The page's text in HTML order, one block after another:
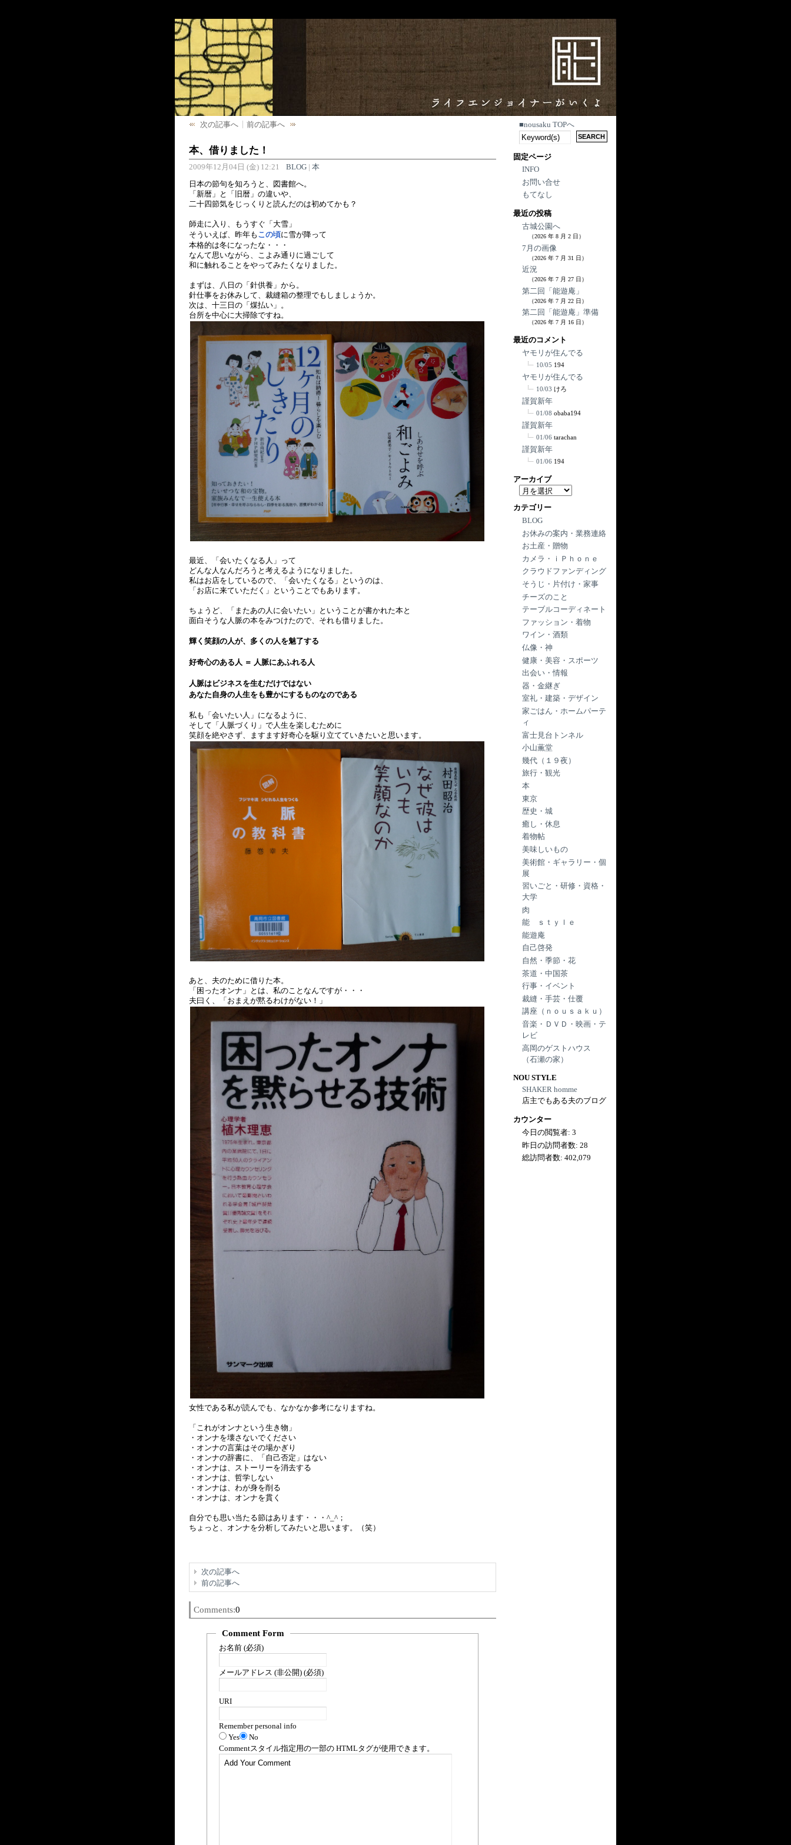
次の記事へ 前の記事へ
本、借りました！
2009年12月04日 (金) 12:21 BLOG| 本
日本の節句を知ろうと、図書館へ。
「新暦」と「旧暦」の違いや、
二十四節気をじっくりと読んだのは初めてかも？
師走に入り、もうすぐ「大雪」
そういえば、昨年も この頃に雪が降って
本格的は冬になったな・・・
なんて思いながら、こよみ通りに過ごして
和に触れることをやってみたくなりました。
まずは、八日の「針供養」から。
針仕事をお休みして、裁縫箱の整理でもしましょうか。
次は、十三日の「煤払い」。
台所を中心に大掃除ですね。
最近、「会いたくなる人」って
どんな人なんだろうと考えるようになりました。
私はお店をしているので、「会いたくなる」というのは、
「お店に来ていただく」ということでもあります。
ちょうど、「またあの人に会いたい」ということが書かれた本と
面白そうな人脈の本をみつけたので、それも借りました。
輝く笑顔の人が、多くの人を魅了する
好奇心のある人 ＝ 人脈にあふれる人
人脈はビジネスを生むだけではない
あなた自身の人生をも豊かにするものなのである
私も「会いたい人」になるように、
そして「人脈づくり」で人生を楽しむために
笑顔を絶やさず、ますます好奇心を駆り立てていきたいと思います。
あと、夫のために借りた本。
「困ったオンナ」とは、私のことなんですが・・・
夫曰く、「おまえが黙るわけがない！」
女性である私が読んでも、なかなか参考になりますね。
「これがオンナという生き物」
・オンナを壊さないでください
・オンナの言葉はその場かぎり
・オンナの辞書に、「自己否定」はない
・オンナは、ストーリーを消去する
・オンナは、哲学しない
・オンナは、わが身を削る
・オンナは、オンナを貫く
自分でも思い当たる節はあります・・・^_^；
ちょっと、オンナを分析してみたいと思います。（笑）
次の記事へ
前の記事へ
Comments:0
Comment Form
お名前 (必須)
メールアドレス (非公開) (必須)
URI
Remember personal info
Yes
No
Commentスタイル指定用の一部の HTMLタグが使用できます。
■nousaku TOPへ
固定ページ
INFO
お問い合せ
もてなし
最近の投稿
古城公園へ
（2026 年 8 月 2 日）
7月の画像
（2026 年 7 月 31 日）
近況
（2026 年 7 月 27 日）
第二回「能遊庵」
（2026 年 7 月 22 日）
第二回「能遊庵」準備
（2026 年 7 月 16 日）
最近のコメント
ヤモリが住んでる
10/05 194
ヤモリが住んでる
10/03 けろ
謹賀新年
01/08 obaba194
謹賀新年
01/06 tarachan
謹賀新年
01/06 194
アーカイブ
ア
カ
イ
ブ
カテゴリー
BLOG
お休みの案内・業務連絡
お土産・贈物
カメラ・ｉＰｈｏｎｅ
クラウドファンディング
そうじ・片付け・家事
チーズのこと
テーブルコーディネート
ファッション・着物
ワイン・酒類
仏像・神
健康・美容・スポーツ
出会い・情報
器・金継ぎ
室礼・建築・デザイン
家ごはん・ホームパーテ
ィ
富士見台トンネル
小山薫堂
幾代（１９夜）
旅行・観光
本
東京
歴史・城
癒し・休息
着物帖
美味しいもの
美術館・ギャラリー・個
展
習いごと・研修・資格・
大学
肉
能 ｓｔｙｌｅ
能遊庵
自己啓発
自然・季節・花
茶道・中国茶
行事・イベント
裁縫・手芸・仕覆
講座（ｎｏｕｓａｋｕ）
音楽・ＤＶＤ・映画・テ
レビ
高岡のゲストハウス
（石瀬の家）
NOU STYLE
SHAKER homme
店主でもある夫のブログ
カウンター
今日の閲覧者:3
昨日の訪問者数:28
総訪問者数:402,079